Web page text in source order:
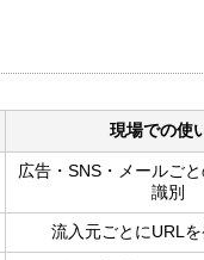
現場での使
広告・SNS・メールご
識別
流入元ごとにURL